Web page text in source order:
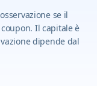
se il
Il capitale è
dipende dal